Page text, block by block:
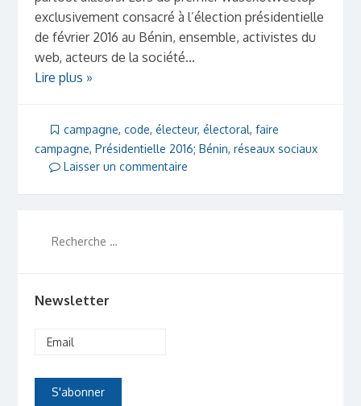
exclusivement consacré à l’élection présidentielle
de février 2016 au Bénin, ensemble, activistes du
web, acteurs de la société...
Lire plus »
campagne, code, électeur, électoral, faire
campagne, Présidentielle 2016; Bénin, réseaux sociaux
Laisser un commentaire
Newsletter